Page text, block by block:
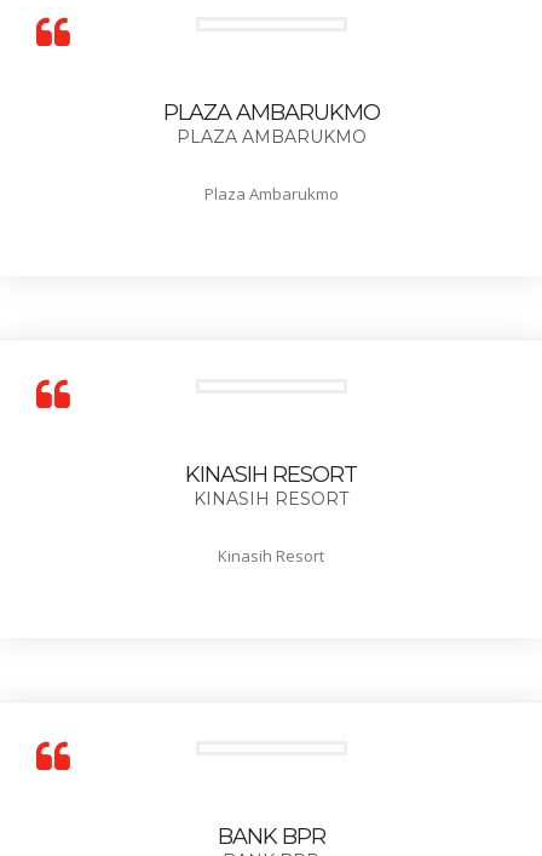
PLAZA AMBARUKMO
PLAZA AMBARUKMO
Plaza Ambarukmo
KINASIH RESORT
KINASIH RESORT
Kinasih Resort
BANK BPR